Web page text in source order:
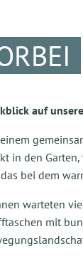
auf
in den
das bei dem
warteten
mit